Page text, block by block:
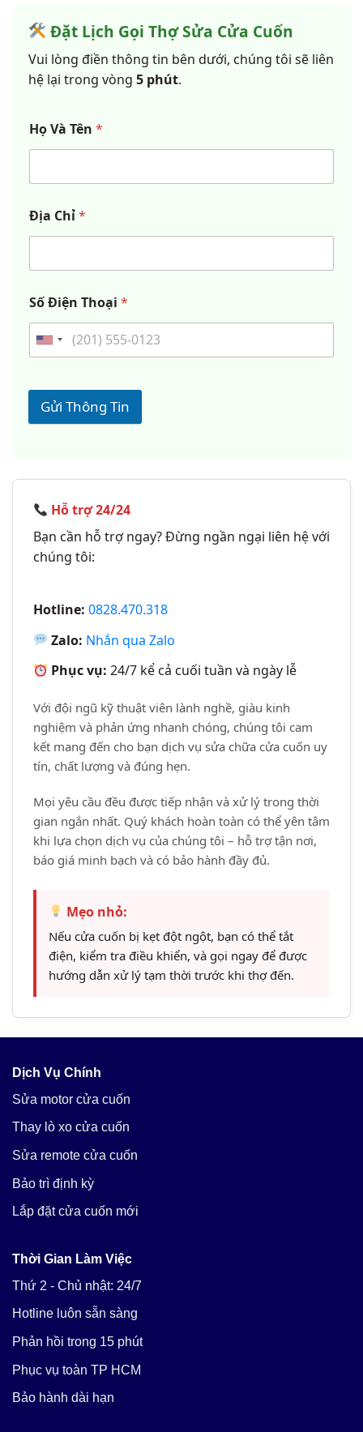
Đặt Lịch Gọi Thợ Sửa Cửa Cuốn
Vui lòng điền thông tin bên dưới, chúng tôi sẽ liên
hệ lại trong vòng 5 phút.
Họ Và Tên *
Địa Chỉ*
Số Điện Thoại *
Gửi Thông Tin
Hỗ trợ 24/24
Bạn cần hỗ trợ ngay? Đừng ngần ngại liên hệ với
chúng tôi:
Hotline: 0828.470.318
Zalo: Nhắn qua Zalo
Phục vụ: 24/7 kể cả cuối tuần và ngày lễ
Với đội ngũ kỹ thuật viên lành nghề, giàu kinh
nghiệm và phản ứng nhanh chóng, chúng tôi cam
kết mang đến cho bạn dịch vụ sửa chữa cửa cuốn uy
tín, chất lượng và đúng hẹn.
Mọi yêu cầu đều được tiếp nhận và xử lý trong thời
gian ngắn nhất. Quý khách hoàn toàn có thể yên tâm
khi lựa chọn dịch vụ của chúng tôi – hỗ trợ tận nơi,
báo giá minh bạch và có bảo hành đầy đủ.
Mẹo nhỏ:
Nếu cửa cuốn bị kẹt đột ngột, bạn có thể tắt
điện, kiểm tra điều khiển, và gọi ngay để được
hướng dẫn xử lý tạm thời trước khi thợ đến.
Dịch Vụ Chính
Sửa motor cửa cuốn
Thay lò xo cửa cuốn
Sửa remote cửa cuốn
Bảo trì định kỳ
Lắp đặt cửa cuốn mới
Thời Gian Làm Việc
Thứ 2 - Chủ nhật: 24/7
Hotline luôn sẵn sàng
Phản hồi trong 15 phút
Phục vụ toàn TP HCM
Bảo hành dài hạn